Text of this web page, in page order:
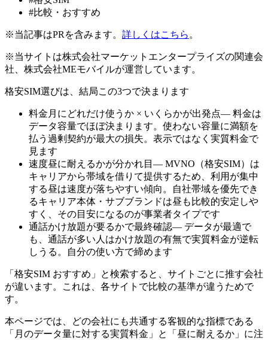
#比較・おすすめ
※当記事はPRを含みます。 詳しくはこちら 。
※当サイトは株式会社マーケットエンタープライズの関連会
社、株式会社MEモバイルが運営しています。
格安SIM選びは、結局この3つで決まります
料金 月にどれだけ使うか × いくらかが出発点— 料金は
データ容量でほぼ決まります。使わない容量に満額を
払う過剰契約が最大の損失。表示ではなく実質料金で
見ます
速度昼に耐えるかが分かれ目— MVNO（格安SIM）は
キャリアから帯域を借りて提供するため、利用が集中
する昼は速度が落ちやすい傾向。自社帯域を優先でき
るキャリア本体・サブブランドは昼も比較的安定しや
すく、その目安になるのが事業者タイプです
通話かけ放題が要るかで最終確認— データが最適で
も、通話が多い人はかけ放題の有無で実質料金が逆転
しうる 。自分の使い方で締めます
「格安SIM おすすめ」と検索すると、サイトごとに推す会社
が違います。これは、各サイトで比較の基準が違うためで
す。
本ページでは、どの会社にも共通する客観的な指標である
「月のデータ量に対する実質料金」と「昼に耐えるか」 に注